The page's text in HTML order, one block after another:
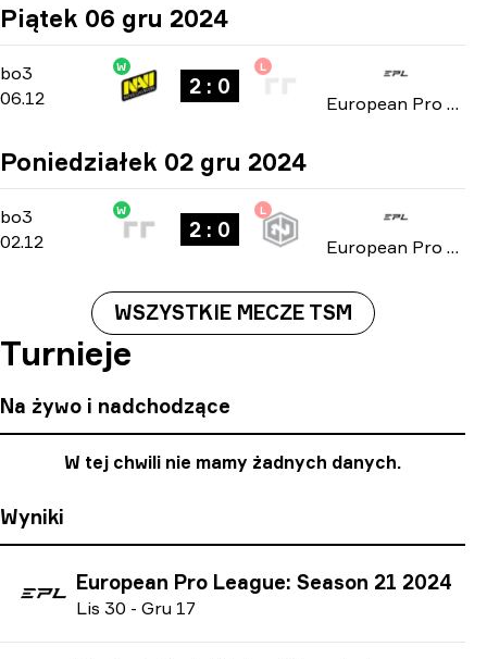
Piątek 06 gru 2024
bo3 -bo3
06.12
W
2 : 0
L
European Pro League: Season 21 2024
Poniedziałek 02 gru 2024
bo3 -bo3
02.12
W
2 : 0
L
European Pro League: Season 21 2024
WSZYSTKIE MECZE TSM
Turnieje
Na żywo i nadchodzące
W tej chwili nie mamy żadnych danych.
Wyniki
European Pro League: Season 21 2024
Lis 30 - Gru 17